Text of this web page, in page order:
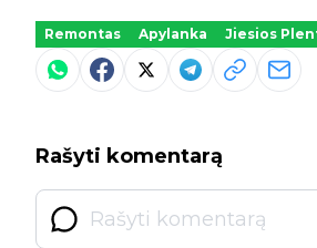
Remontas Apylanka Jiesios
Rašyti komentarą